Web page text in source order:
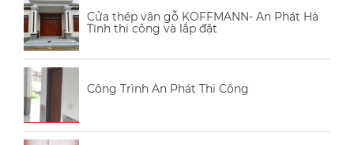
Cửa thép vân gỗ KOFFMANN- An Phát Hà
Tĩnh thi công và lắp đặt
Công Trình An Phát Thi Công